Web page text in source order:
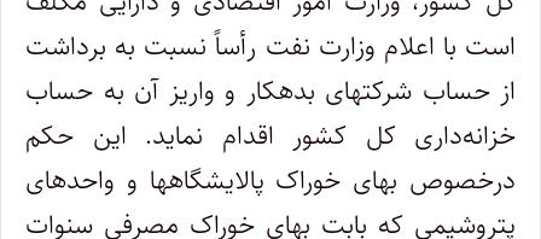
است با اعلام وزارت نفت رأساً نسبت به برداشت
از حساب شرکتهای بدهکار و واریز آن به حساب
خزانه‌داری کل کشور اقدام نماید. این حکم
درخصوص بهای خوراک پالایشگاهها و واحدهای
پتروشیمی که بابت بهای خوراک مصرفی سنوات